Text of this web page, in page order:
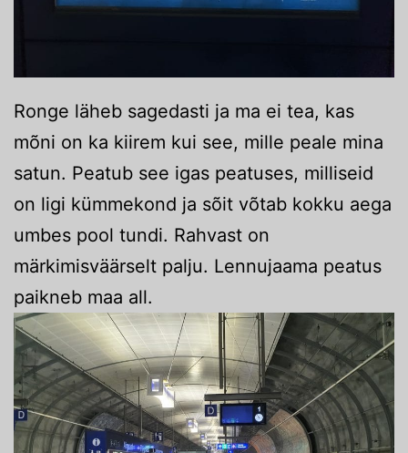
Ronge läheb sagedasti ja ma ei tea, kas
mõni on ka kiirem kui see, mille peale mina
satun. Peatub see igas peatuses, milliseid
on ligi kümmekond ja sõit võtab kokku aega
umbes pool tundi. Rahvast on
märkimisväärselt palju. Lennujaama peatus
paikneb maa all.